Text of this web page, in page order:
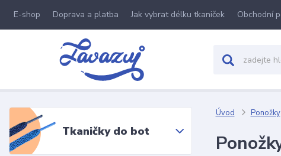
E-shop Doprava a platba Jak vybrat délku tkaniček Obchodní
Tkaničky do bot
Úvod Ponožky